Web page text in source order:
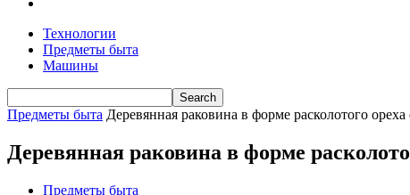
Технологии
Предметы быта
Машины
Предметы быта Деревянная раковина в форме расколотого
Деревянная раковина в форме
Предметы быта